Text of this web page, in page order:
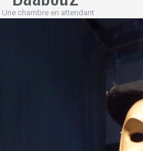
Une chambre en attendant